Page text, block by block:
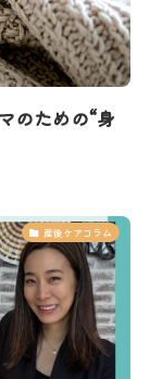
のための“身
産後ケアコラム